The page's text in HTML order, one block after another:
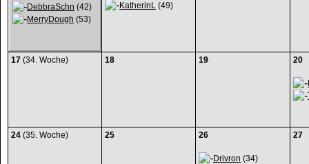
DebbraSchn (42)
MerryDough (53)
KatherinL (49)
17 (34. Woche) 18 19 20
24 (35. Woche) 25 26
Drivron (34)
27